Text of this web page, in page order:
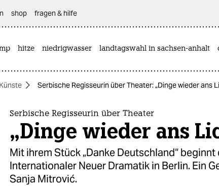
shop fragen & hilfe
hitze niedrigwasser landtagswahl in sachsen-anhalt
Künste Serbische Regisseurin über Theater: „Dinge wieder ans
Serbische Regisseurin über Theater
„Dinge wieder ans
Mit ihrem Stück „Danke Deutschland“ beginnt
Internationaler Neuer Dramatik in Berlin. Ein
Sanja Mitrović.